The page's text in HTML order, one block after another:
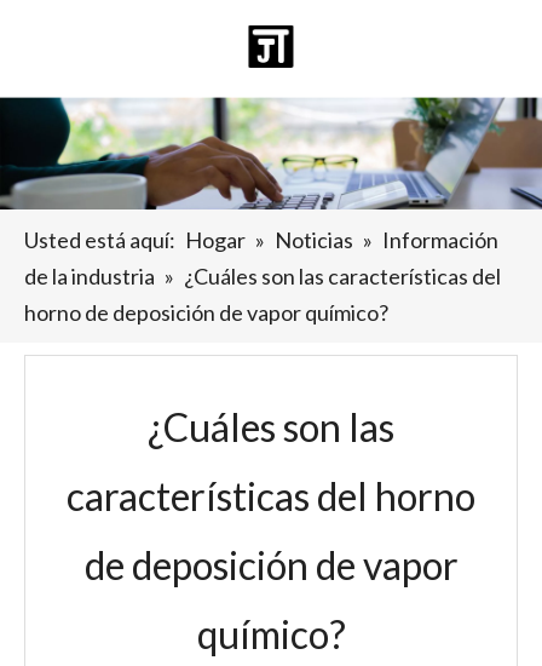
Deutsch
Pусский
العربية
Usted está aquí: Hogar » Noticias » Información
de la industria » ¿Cuáles son las características del
horno de deposición de vapor químico?
¿Cuáles son las
características del horno
de deposición de vapor
químico?